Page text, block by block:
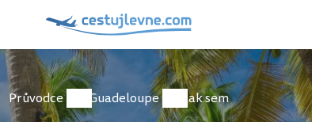
Průvodce Guadeloupe Jak sem